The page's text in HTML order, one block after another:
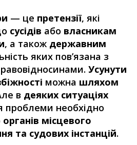
— це претензії, які
сусідів або власникам
, а також державним
яких пов’язана з
Усунути
можна шляхом
в деяких ситуаціях
проблеми необхідно
органів місцевого
та судових інстанцій.